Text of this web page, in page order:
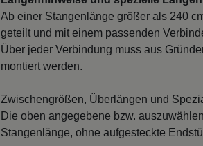
Ab einer Stangenlänge größer als 240
geteilt und mit einem passenden
Über jeder Verbindung muss aus
montiert werden.
Zwischengrößen, Überlängen und
Die oben angegebene bzw.
Stangenlänge, ohne aufgesteckte